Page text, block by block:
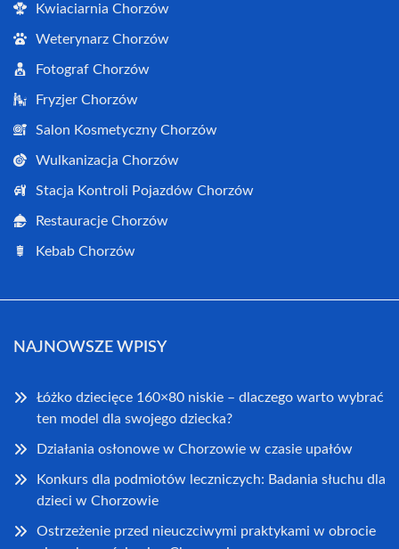
Kwiaciarnia Chorzów
Weterynarz Chorzów
Fotograf Chorzów
Fryzjer Chorzów
Salon Kosmetyczny Chorzów
Wulkanizacja Chorzów
Stacja Kontroli Pojazdów Chorzów
Restauracje Chorzów
Kebab Chorzów
NAJNOWSZE WPISY
Łóżko dziecięce 160×80 niskie – dlaczego warto wybrać
ten model dla swojego dziecka?
Działania osłonowe w Chorzowie w czasie upałów
Konkurs dla podmiotów leczniczych: Badania słuchu dla
dzieci w Chorzowie
Ostrzeżenie przed nieuczciwymi praktykami w obrocie